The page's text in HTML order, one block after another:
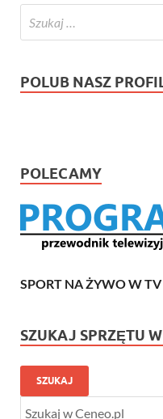
POLUB NASZ
POLECAMY
SPORT NA ŻYWO W TV
SZUKAJ SPRZĘTU
SZUKAJ